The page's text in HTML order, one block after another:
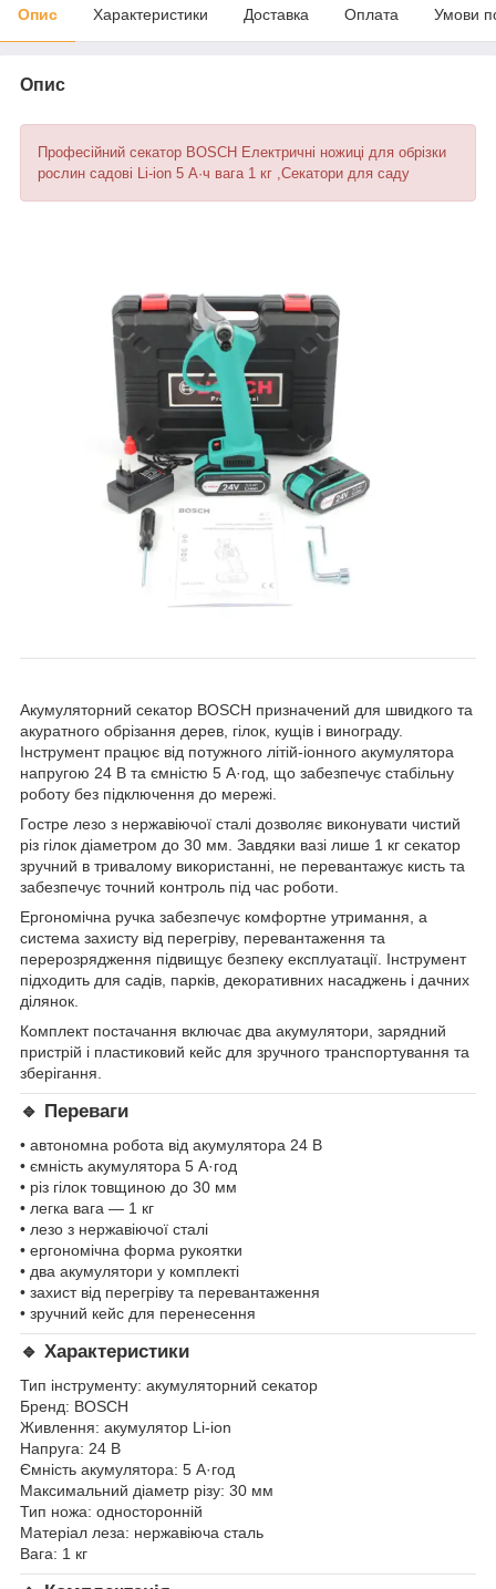
Опис Характеристики Доставка Оплата Умови
Опис
Професійний секатор BOSCH Електричні ножиці для обрізки
рослин садові Li-ion 5 А·ч вага 1 кг ,Секатори для саду
Акумуляторний секатор BOSCH призначений для швидкого та
акуратного обрізання дерев, гілок, кущів і винограду.
Інструмент працює від потужного літій-іонного акумулятора
напругою 24 В та ємністю 5 А·год, що забезпечує стабільну
роботу без підключення до мережі.
Гостре лезо з нержавіючої сталі дозволяє виконувати чистий
різ гілок діаметром до 30 мм. Завдяки вазі лише 1 кг секатор
зручний в тривалому використанні, не перевантажує кисть та
забезпечує точний контроль під час роботи.
Ергономічна ручка забезпечує комфортне утримання, а
система захисту від перегріву, перевантаження та
перерозрядження підвищує безпеку експлуатації. Інструмент
підходить для садів, парків, декоративних насаджень і дачних
ділянок.
Комплект постачання включає два акумулятори, зарядний
пристрій і пластиковий кейс для зручного транспортування та
зберігання.
🔹 Переваги
• автономна робота від акумулятора 24 В
• ємність акумулятора 5 А·год
• різ гілок товщиною до 30 мм
• легка вага — 1 кг
• лезо з нержавіючої сталі
• ергономічна форма рукоятки
• два акумулятори у комплекті
• захист від перегріву та перевантаження
• зручний кейс для перенесення
🔹 Характеристики
Тип інструменту: акумуляторний секатор
Бренд: BOSCH
Живлення: акумулятор Li-ion
Напруга: 24 В
Ємність акумулятора: 5 А·год
Максимальний діаметр різу: 30 мм
Тип ножа: односторонній
Матеріал леза: нержавіюча сталь
Вага: 1 кг